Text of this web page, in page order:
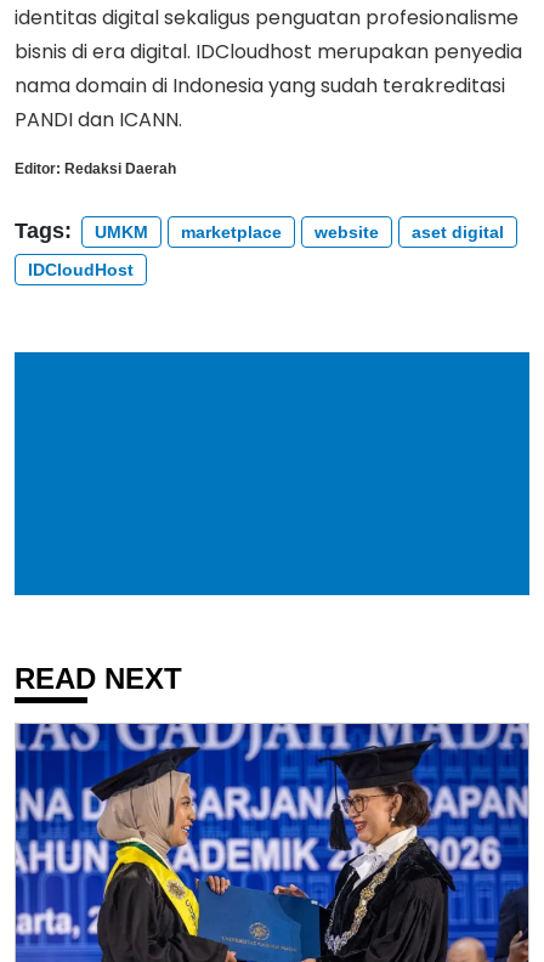
identitas digital sekaligus penguatan profesionalisme
bisnis di era digital. IDCloudhost merupakan penyedia
nama domain di Indonesia yang sudah terakreditasi
PANDI dan ICANN.
Editor: Redaksi Daerah
Tags: UMKM marketplace website
aset digital
IDCloudHost
READ NEXT